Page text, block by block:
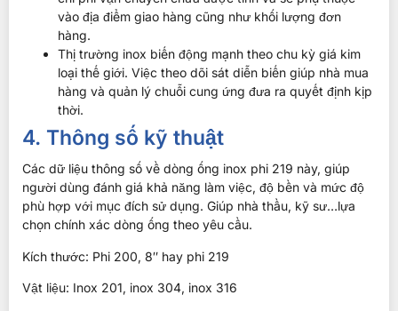
vào địa điểm giao hàng cũng như khối lượng đơn
hàng.
Thị trường inox biến động mạnh theo chu kỳ giá kim
loại thế giới. Việc theo dõi sát diễn biến giúp nhà mua
hàng và quản lý chuỗi cung ứng đưa ra quyết định kịp
thời.
4. Thông số kỹ thuật
Các dữ liệu thông số về dòng ống inox phi 219 này, giúp
người dùng đánh giá khả năng làm việc, độ bền và mức độ
phù hợp với mục đích sử dụng. Giúp nhà thầu, kỹ sư…lựa
chọn chính xác dòng ống theo yêu cầu.
Kích thước: Phi 200, 8″ hay phi 219
Vật liệu: Inox 201, inox 304, inox 316